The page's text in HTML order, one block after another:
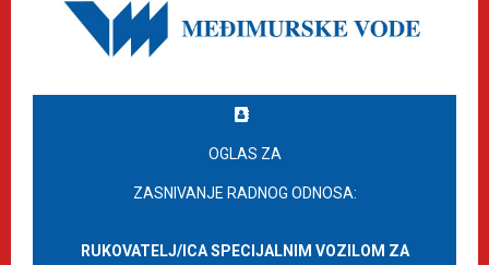
OGLAS ZA
ZASNIVANJE RADNOG ODNOSA:
RUKOVATELJ/ICA SPECIJALNIM VOZILOM ZA